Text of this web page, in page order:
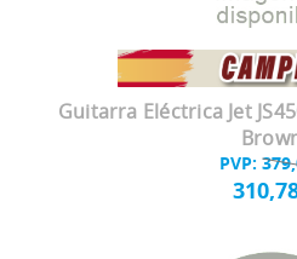
Guitarra Eléctrica Jet
PVP: